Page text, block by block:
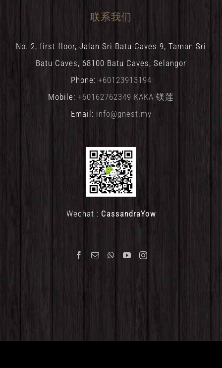
联系我们
No. 2, first floor, Jalan Sri Batu Caves 9, Taman Sri
Batu Caves, 68100 Batu Caves, Selangor
Phone: +60123913194
Mobile: +60162762349 KAKA 镁莲
Email: info@gnest.my
Wechat : CassandraYow